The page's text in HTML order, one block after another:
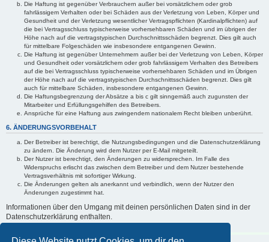
Die Haftung ist gegenüber Verbrauchern außer bei vorsätzlichem oder grob
fahrlässigem Verhalten oder bei Schäden aus der Verletzung von Leben, Körper und
Gesundheit und der Verletzung wesentlicher Vertragspflichten (Kardinalpflichten) auf
die bei Vertragsschluss typischerweise vorhersehbaren Schäden und im übrigen der
Höhe nach auf die vertragstypischen Durchschnittsschäden begrenzt. Dies gilt auch
für mittelbare Folgeschäden wie insbesondere entgangenen Gewinn.
Die Haftung ist gegenüber Unternehmern außer bei der Verletzung von Leben, Körper
und Gesundheit oder vorsätzlichem oder grob fahrlässigem Verhalten des Betreibers
auf die bei Vertragsschluss typischerweise vorhersehbaren Schäden und im Übrigen
der Höhe nach auf die vertragstypischen Durchschnittsschäden begrenzt. Dies gilt
auch für mittelbare Schäden, insbesondere entgangenen Gewinn.
Die Haftungsbegrenzung der Absätze a bis c gilt sinngemäß auch zugunsten der
Mitarbeiter und Erfüllungsgehilfen des Betreibers.
Ansprüche für eine Haftung aus zwingendem nationalem Recht bleiben unberührt.
6. ÄNDERUNGSVORBEHALT
Der Betreiber ist berechtigt, die Nutzungsbedingungen und die Datenschutzerklärung
zu ändern. Die Änderung wird dem Nutzer per E-Mail mitgeteilt.
Der Nutzer ist berechtigt, den Änderungen zu widersprechen. Im Falle des
Widerspruchs erlischt das zwischen dem Betreiber und dem Nutzer bestehende
Vertragsverhältnis mit sofortiger Wirkung.
Die Änderungen gelten als anerkannt und verbindlich, wenn der Nutzer den
Änderungen zugestimmt hat.
Informationen über den Umgang mit deinen persönlichen Daten sind in der
Datenschutzerklärung enthalten.